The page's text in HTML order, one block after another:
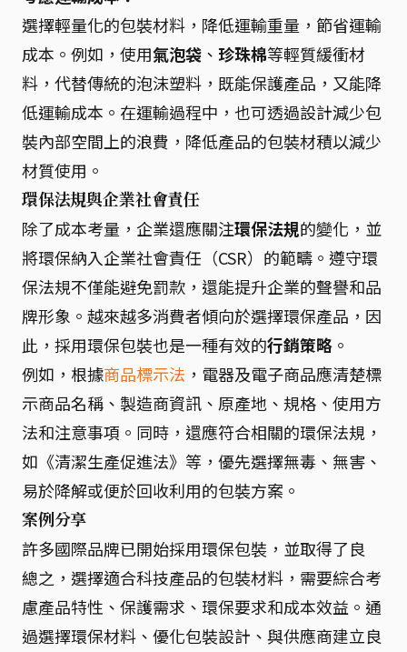
選擇輕量化的包裝材料，降低運輸重量，節省運輸
成本。例如，使用氣泡袋 、 珍珠棉等輕質緩衝材
料，代替傳統的泡沫塑料，既能保護產品，又能降
低運輸成本。在運輸過程中，也可透過設計減少包
裝內部空間上的浪費，降低產品的包裝材積以減少
材質使用。
環保法規與企業社會責任
除了成本考量，企業還應關注環保法規的變化，並
將環保納入企業社會責任（CSR）的範疇。遵守環
保法規不僅能避免罰款，還能提升企業的聲譽和品
牌形象。越來越多消費者傾向於選擇環保產品，因
此，採用環保包裝也是一種有效的行銷策略 。
例如，根據商品標示法 ，電器及電子商品應清楚標
示商品名稱、製造商資訊、原產地、規格、使用方
法和注意事項。同時，還應符合相關的環保法規，
如《清潔生產促進法》等，優先選擇無毒、無害、
易於降解或便於回收利用的包裝方案。
案例分享
許多國際品牌已開始採用環保包裝，並取得了良
總之，選擇適合科技產品的包裝材料，需要綜合考
慮產品特性、保護需求、環保要求和成本效益。通
過選擇環保材料、優化包裝設計、與供應商建立良